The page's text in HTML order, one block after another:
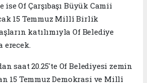
ise Of Çarşıbaşı Büyük Camii
15 Temmuz Millî Birlik
katılımıyla Of Belediye
erecek.
saat 20.25'te Of Belediyesi zemin
15 Temmuz Demokrasi ve Millî